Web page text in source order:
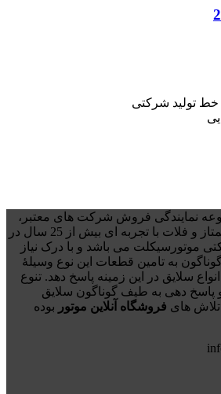
خط تولید شرکتی
نمایندگی فروش شرکت های معتبر،
S.M.B، سپیگان، همتاز و فلات با تجربه ای بیش از 25 سال در
موتورسیکلت می باشد و با درک نیاز
به تامین قطعات این نوع وسیلۀ
سلایق در این زمینه پاسخ دهد. تنوع
دهی به طیف گوناگون سلایق
های فروشگاه آنلاین موتور بوده